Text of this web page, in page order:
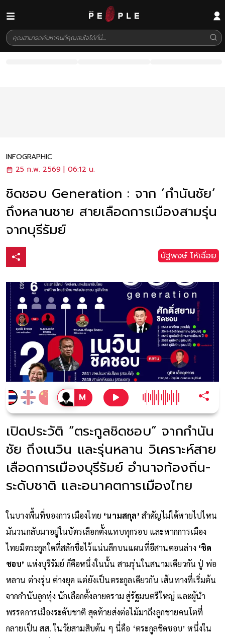
INFOGRAPHIC
25 ก.พ. 2569 | 06:12 น.
ชิดชอบ Generation : จาก ‘กำนันชัย’
ถึงหลานชาย สายเลือดการเมืองสามรุ่น
จากบุรีรัมย์
นัฐพงษ์ โห้เฉื่อย
เปิดประวัติ “ตระกูลชิดชอบ” จากกำนัน
ชัย ถึงเนวิน และรุ่นหลาน วิเคราะห์สาย
เลือดการเมืองบุรีรัมย์ อำนาจท้องถิ่น-
ระดับชาติ และอนาคตการเมืองไทย
ในบางพื้นที่ของการเมืองไทย ‘นามสกุล’สำคัญไม่ได้หายไปไหน
มันวนกลับมาอยู่ในบัตรเลือกตั้งแทบทุกรอบ และหากการเมือง
ไทยมีตระกูลใดที่สลักชื่อไว้แน่นลึกบนแผนที่อีสานตอนล่าง ‘ชิด
ชอบ’ แห่งบุรีรัมย์ ก็คือหนึ่งในนั้น สามรุ่นในสนามเดียวกัน ปู่ พ่อ
หลาน ต่างรุ่น ต่างยุค แต่ยังเป็นตระกูลเดียวกัน เส้นทางที่เริ่มต้น
จากกำนันลูกทุ่ง นักเลือกตั้งลายคราม สู่รัฐมนตรีใหญ่ และผู้นำ
พรรคการเมืองระดับชาติ สุดท้ายส่งต่อไม้มาถึงลูกชายคนโตที่
กลายเป็น สส. ในวัยสามสิบต้น ๆ นี่คือ ‘ตระกูลชิดชอบ’ หนึ่งใน